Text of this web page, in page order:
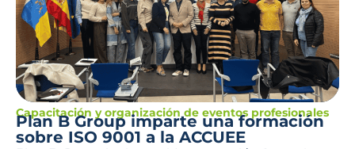
Capacitación y organización de eventos profesionales
Plan B Group imparte una formación
sobre ISO 9001 a la ACCUEE